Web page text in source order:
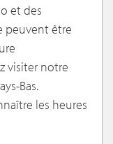
et des
peuvent être
visiter notre
Bas.
les heures